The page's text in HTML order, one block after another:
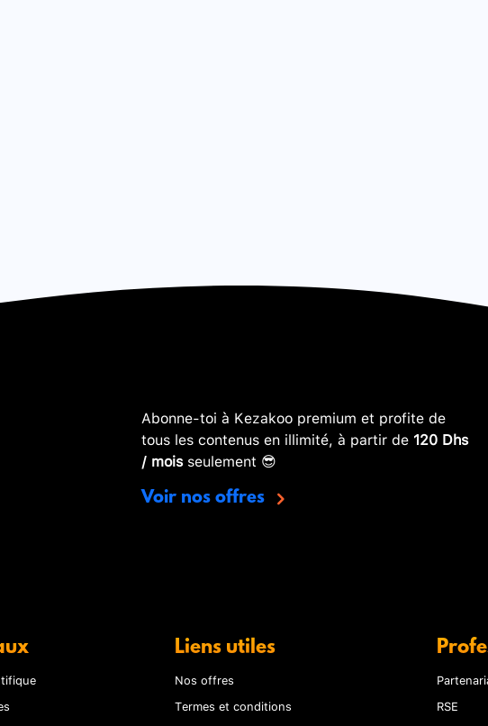
Abonne-toi à Kezakoo premium et profite de
tous les contenus en illimité, à partir de 120 Dhs
/ moisseulement 😎
Voir nos offres
Liens utiles
Nos offres
Termes et conditions
RSE